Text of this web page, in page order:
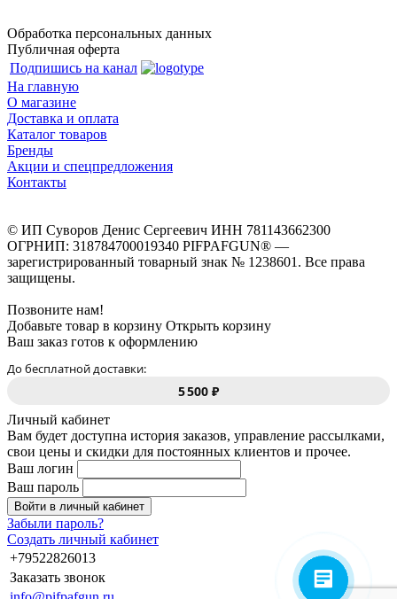
Обработка персональных данных
Публичная оферта
Подпишись на канал
На главную
О магазине
Доставка и оплата
Каталог товаров
Бренды
Акции и спецпредложения
Контакты
© ИП Суворов Денис Сергеевич ИНН 781143662300
ОГРНИП: 318784700019340 PIFPAFGUN® —
зарегистрированный товарный знак № 1238601. Все права
защищены.
Позвоните нам!
Добавьте товар в корзину Открыть корзину
Ваш заказ готов к оформлению
До бесплатной доставки:
5 500 ₽
Личный кабинет
Вам будет доступна история заказов, управление рассылками,
свои цены и скидки для постоянных клиентов и прочее.
Ваш логин
Ваш пароль
Войти в личный кабинет
Забыли пароль?
Создать личный кабинет
+79522826013
Заказать звонок